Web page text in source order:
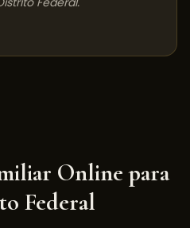
Online para
Federal